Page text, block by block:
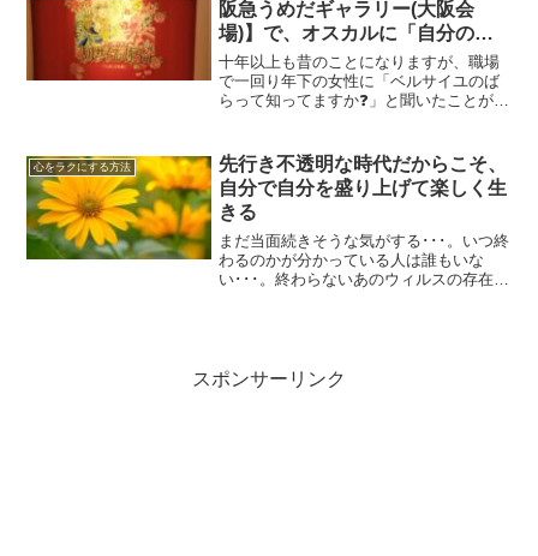
阪急うめだギャラリー(大阪会
場)】で、オスカルに「自分の人
生は自分で選択する大切さ」を学
ぶ🌹
十年以上も昔のことになりますが、職場
で一回り年下の女性に「ベルサイユのば
らって知ってますか❓」と聞いたことがあ
は世代的にテレビ📺だったので、年代が
違うと「ベルばら...
心をラクにする方法
先行き不透明な時代だからこそ、
自分で自分を盛り上げて楽しく生
きる
まだ当面続きそうな気がする･･･。いつ終
わるのかが分かっている人は誰もいな
い･･･。終わらないあのウィルスの存在と
スポンサーリンク